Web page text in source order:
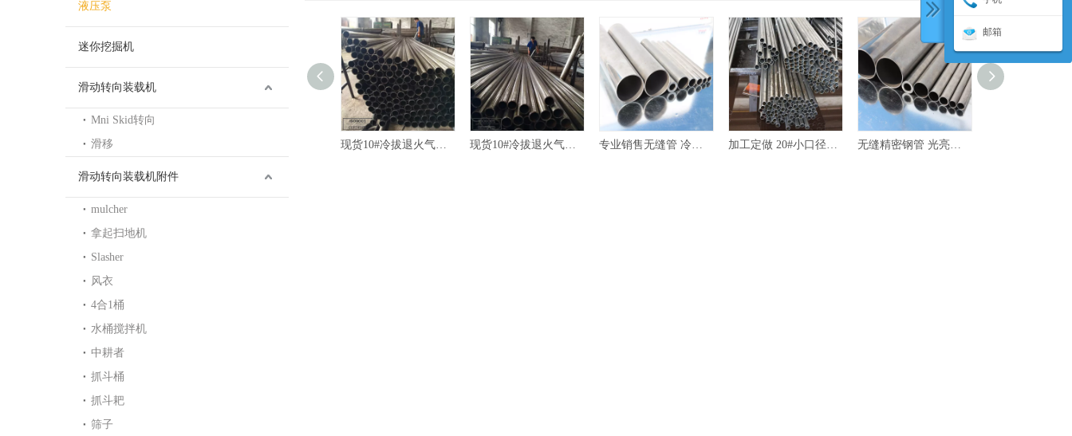
液压泵
迷你挖掘机
滑动转向装载机
Mni Skid转向
滑移
滑动转向装载机附件
mulcher
拿起扫地机
Slasher
风衣
4合1桶
水桶搅拌机
中耕者
抓斗桶
抓斗耙
筛子
加工定做 20#小口径精密无缝钢管 20#无缝钢管 质量保证
邮箱